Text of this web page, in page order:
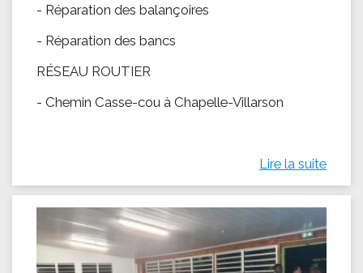
- Réparation des balançoires
- Réparation des bancs
RÉSEAU ROUTIER
- Chemin Casse-cou à Chapelle-Villarson
Lire la suite